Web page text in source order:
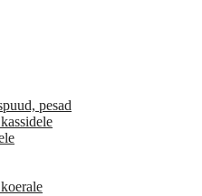
pesad